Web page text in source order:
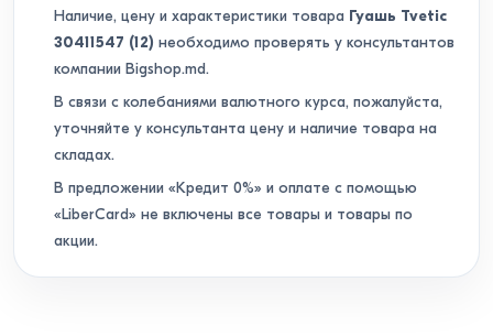
Наличие, цену и характеристики товара Гуашь Tvetic
30411547 (12) необходимо проверять у консультантов
компании Bigshop.md.
В связи с колебаниями валютного курса, пожалуйста,
уточняйте у консультанта цену и наличие товара на
складах.
В предложении «Кредит 0%» и оплате с помощью
«LiberCard» не включены все товары и товары по
акции.